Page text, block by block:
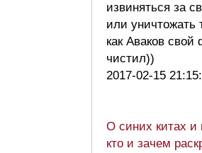
извиняться за
или уничтожать
как Аваков свой
чистил))
2017-02-15
О синих китах и
кто и зачем